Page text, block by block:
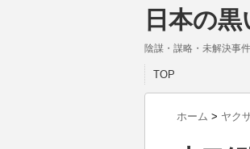
日本の
陰謀・謀略・未解決事
TOP
ホーム > ヤク